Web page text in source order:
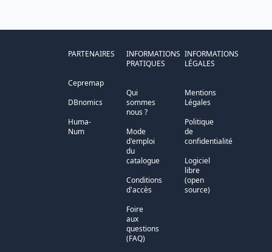
PARTENAIRES
Cepremap
DBnomics
Huma-
Num
INFORMATIONS
PRATIQUES
Qui
sommes
nous ?
Mode
d'emploi
du
catalogue
Conditions
d'accès
Foire
aux
questions
(FAQ)
INFORMATIONS
LÉGALES
Mentions
Légales
Politique
de
confidentialité
Logiciel
libre
(open
source)